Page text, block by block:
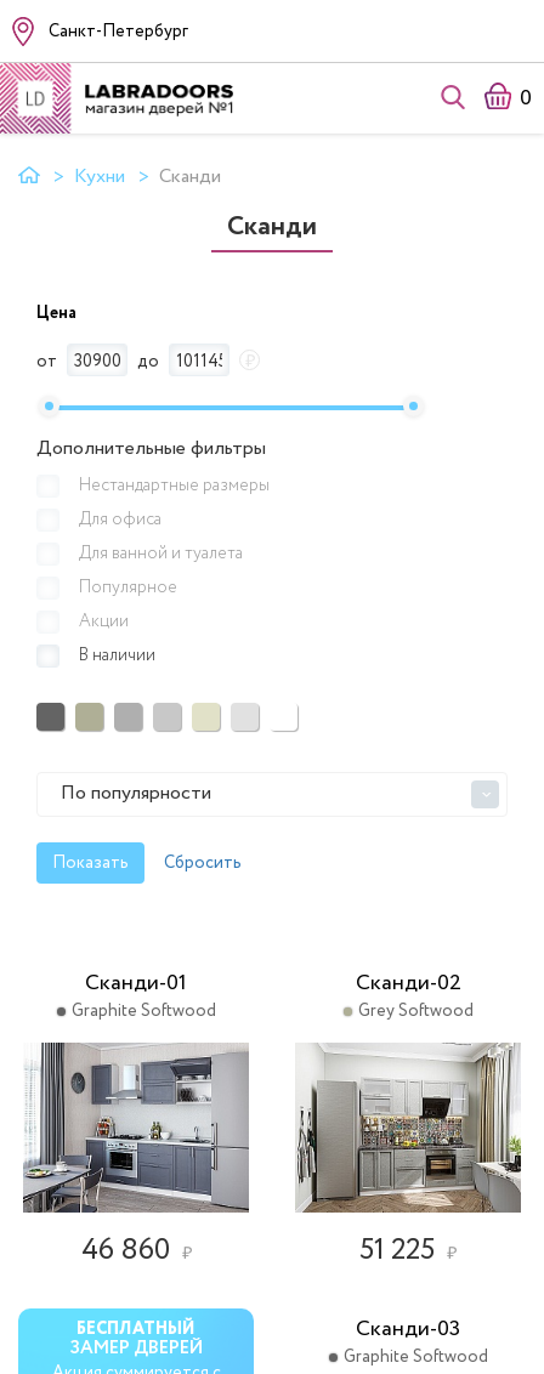
Санкт-Петербург
0
Кухни Сканди
Сканди
Цена
от
до ₽
Дополнительные фильтры
Нестандартные размеры
Для офиса
Для ванной и туалета
Популярное
Акции
В наличии
По популярности >
Сканди-01
Graphite Softwood
46 860 ₽
Сканди-02
Grey Softwood
51 225 ₽
БЕСПЛАТНЫЙ
ЗАМЕР ДВЕРЕЙ
Сканди-03
Graphite Softwood